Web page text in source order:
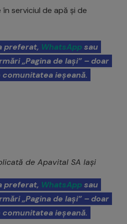
serviciul de apă și de
preferat, WhatsAppsau
„Pagina de Iași” – doar
ieșeană.
de Apavital SA Iași
preferat, WhatsAppsau
„Pagina de Iași” – doar
ieșeană.